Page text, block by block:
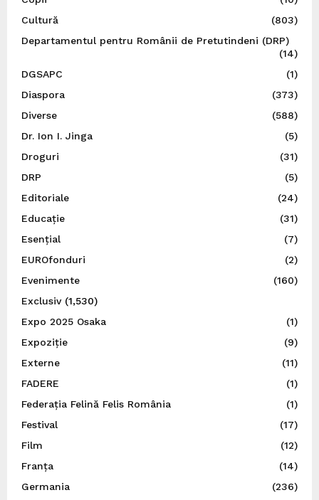
Cultură
(803)
Departamentul pentru Românii de Pretutindeni (DRP)
(14)
DGSAPC
(1)
Diaspora
(373)
Diverse
(588)
Dr. Ion I. Jinga
(5)
Droguri
(31)
DRP
(5)
Editoriale
(24)
Educație
(31)
Esențial
(7)
EUROfonduri
(2)
Evenimente
(160)
Exclusiv(1,530)
Expo 2025 Osaka
(1)
Expoziție
(9)
Externe
(11)
FADERE
(1)
Federația Felină Felis România
(1)
Festival
(17)
Film
(12)
Franța
(14)
Germania
(236)